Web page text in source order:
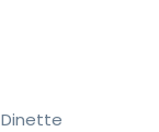
Dinette